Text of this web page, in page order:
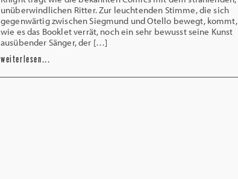
unüberwindlichen Ritter. Zur leuchtenden Stimme, die sich
gegenwärtig zwischen Siegmund und Otello bewegt, kommt,
wie es das Booklet verrät, noch ein sehr bewusst seine Kunst
ausübender Sänger, der […]
weiterlesen...